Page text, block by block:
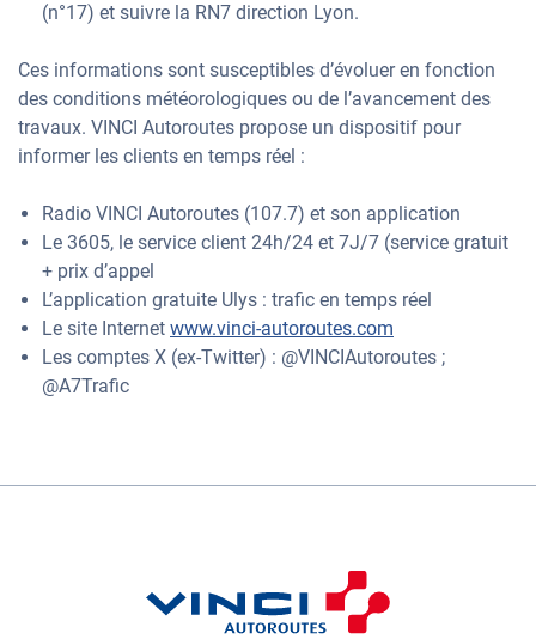
(n°17) et suivre la RN7 direction Lyon.
Ces informations sont susceptibles d’évoluer en fonction
des conditions météorologiques ou de l’avancement des
travaux. VINCI Autoroutes propose un dispositif pour
informer les clients en temps réel :
Radio VINCI Autoroutes (107.7) et son application
Le 3605, le service client 24h/24 et 7J/7 (service gratuit
+ prix d’appel
L’application gratuite Ulys : trafic en temps réel
Le site Internet www.vinci-autoroutes.com
Les comptes X (ex-Twitter) : @VINCIAutoroutes ;
@A7Trafic